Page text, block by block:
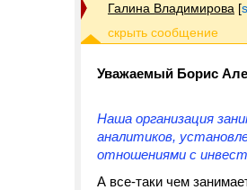
Галина Владимирова [
Уважаемый Борис
Наша организация
аналитиков,
отношениями с
А все-таки чем